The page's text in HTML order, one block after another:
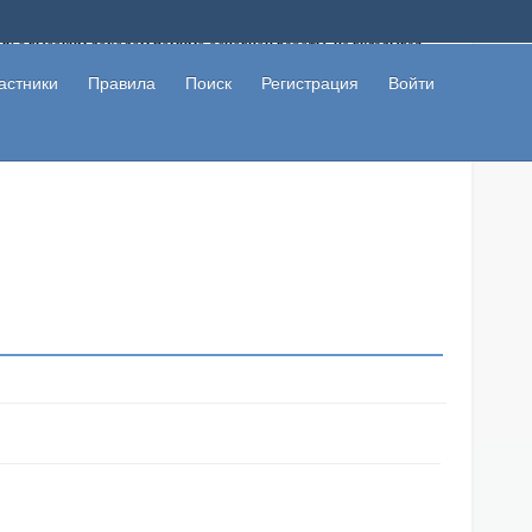
с высоким доходом помимо основной работы, не вкладывая
не попались на развод. Вы сможете начать зарабатывать
Правила Поиск Регистрация Войти